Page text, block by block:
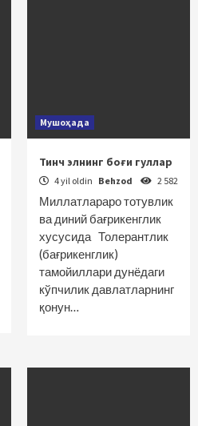
Мушоҳада
Тинч элнинг боғи гуллар
4 yil oldin Behzod 2 582
Миллатлараро тотувлик
ва диний бағрикенглик
хусусида Толерантлик
(бағрикенглик)
тамойиллари дунёдаги
кўпчилик давлатларнинг
қонун…